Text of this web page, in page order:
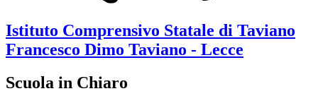
Istituto Comprensivo Statale di Taviano
Francesco Dimo Taviano - Lecce
Scuola in Chiaro